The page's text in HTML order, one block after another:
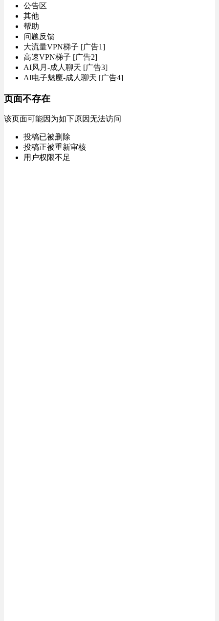
公告区
其他
帮助
问题反馈
大流量VPN梯子 [广告1]
高速VPN梯子 [广告2]
AI风月-成人聊天 [广告3]
AI电子魅魔-成人聊天 [广告4]
页面不存在
该页面可能因为如下原因无法访问
投稿已被删除
投稿正被重新审核
用户权限不足